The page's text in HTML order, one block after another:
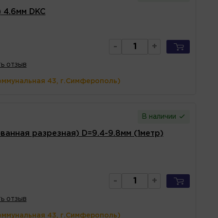
DKC
- +
отзыв
43, г.Симферополь)
В наличии
разрезная) D=9.4-9.8мм (1метр)
- +
отзыв
43, г.Симферополь)